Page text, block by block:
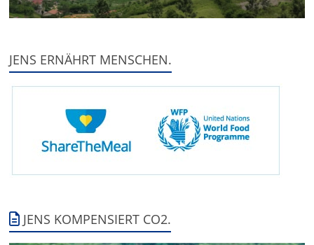
JENS ERNÄHRT MENSCHEN.
JENS KOMPENSIERT CO2.